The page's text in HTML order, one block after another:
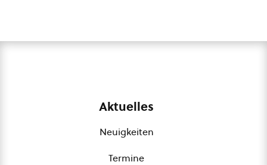
Aktuelles
Neuigkeiten
Termine